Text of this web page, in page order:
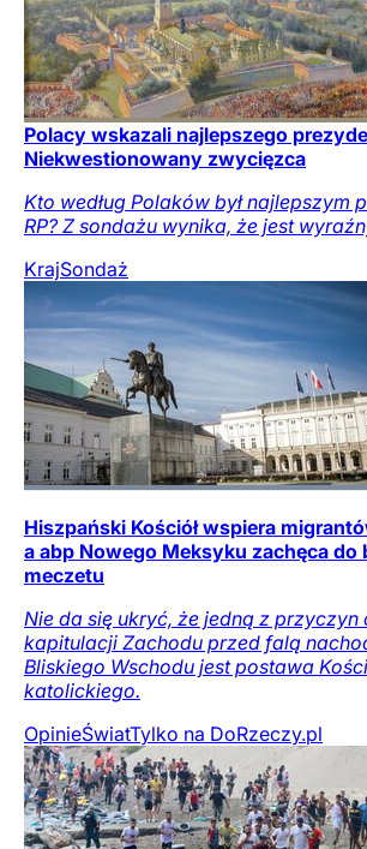
Polacy wskazali najlepszego
Niekwestionowany zwycięzca
Kto według Polaków był najlepszym
RP? Z sondażu wynika, że jest
KrajSondaż
Hiszpański Kościół wspiera
a abp Nowego Meksyku zachęca do
meczetu
Nie da się ukryć, że jedną z przyczyn
kapitulacji Zachodu przed falą
Bliskiego Wschodu jest postawa
katolickiego.
OpinieŚwiatTylko na DoRzeczy.pl